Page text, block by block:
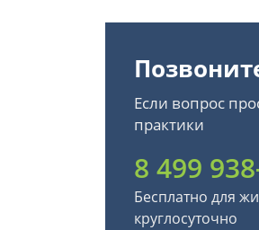
Если вопрос
практики
8 499
Бесплатно для
круглосуточно